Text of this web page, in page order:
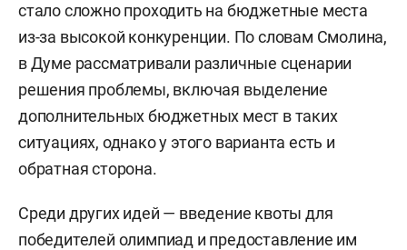
стало сложно проходить на бюджетные места
из-за высокой конкуренции. По словам Смолина,
в Думе рассматривали различные сценарии
решения проблемы, включая выделение
дополнительных бюджетных мест в таких
ситуациях, однако у этого варианта есть и
обратная сторона.
Среди других идей — введение квоты для
победителей олимпиад и предоставление им